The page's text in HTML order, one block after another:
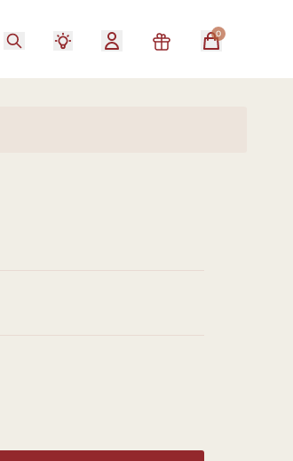
0